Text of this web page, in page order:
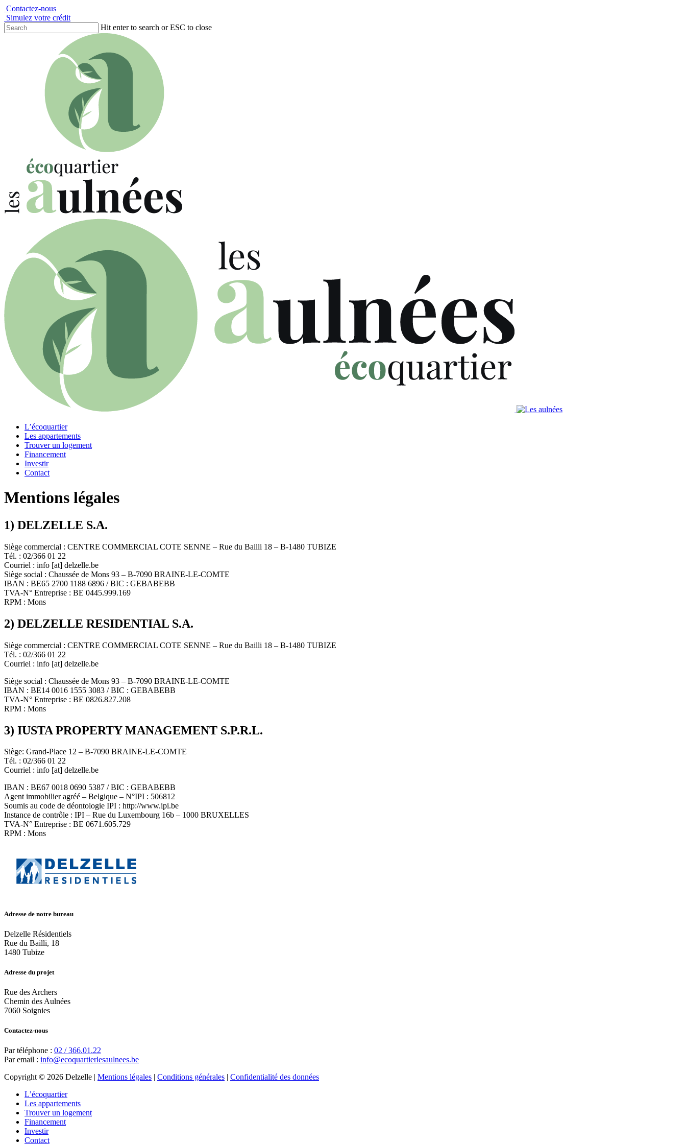
Contactez-nous
Simulez votre crédit
Hit enter to search or ESC to close
L’écoquartier
Les appartements
Trouver un logement
Financement
Investir
Contact
Mentions légales
1) DELZELLE S.A.
Siège commercial : CENTRE COMMERCIAL COTE SENNE – Rue du Bailli 18 – B-1480 TUBIZE
Tél. : 02/366 01 22
Courriel : info [at] delzelle.be
Siège social : Chaussée de Mons 93 – B-7090 BRAINE-LE-COMTE
IBAN : BE65 2700 1188 6896 / BIC : GEBABEBB
TVA-N° Entreprise : BE 0445.999.169
RPM : Mons
2) DELZELLE RESIDENTIAL S.A.
Siège commercial : CENTRE COMMERCIAL COTE SENNE – Rue du Bailli 18 – B-1480 TUBIZE
Tél. : 02/366 01 22
Courriel : info [at] delzelle.be
Siège social : Chaussée de Mons 93 – B-7090 BRAINE-LE-COMTE
IBAN : BE14 0016 1555 3083 / BIC : GEBABEBB
TVA-N° Entreprise : BE 0826.827.208
RPM : Mons
3) IUSTA PROPERTY MANAGEMENT S.P.R.L.
Siège: Grand-Place 12 – B-7090 BRAINE-LE-COMTE
Tél. : 02/366 01 22
Courriel : info [at] delzelle.be
IBAN : BE67 0018 0690 5387 / BIC : GEBABEBB
Agent immobilier agréé – Belgique – N°IPI : 506812
Soumis au code de déontologie IPI : http://www.ipi.be
Instance de contrôle : IPI – Rue du Luxembourg 16b – 1000 BRUXELLES
TVA-N° Entreprise : BE 0671.605.729
RPM : Mons
Adresse de notre bureau
Delzelle Résidentiels
Rue du Bailli, 18
1480 Tubize
Adresse du projet
Rue des Archers
Chemin des Aulnées
7060 Soignies
Contactez-nous
Par téléphone : 02 / 366.01.22
Par email : info@ecoquartierlesaulnees.be
Copyright © 2026 Delzelle | Mentions légales | Conditions générales | Confidentialité des données
L’écoquartier
Les appartements
Trouver un logement
Financement
Investir
Contact